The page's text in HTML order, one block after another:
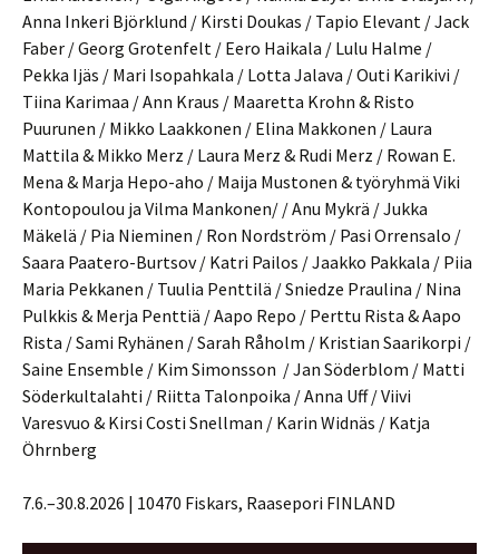
Anna Inkeri Björklund / Kirsti Doukas / Tapio Elevant / Jack
Faber / Georg Grotenfelt / Eero Haikala / Lulu Halme /
Pekka Ijäs / Mari Isopahkala / Lotta Jalava / Outi Karikivi /
Tiina Karimaa / Ann Kraus / Maaretta Krohn & Risto
Puurunen / Mikko Laakkonen / Elina Makkonen / Laura
Mattila & Mikko Merz / Laura Merz & Rudi Merz / Rowan E.
Mena & Marja Hepo-aho / Maija Mustonen & työryhmä Viki
Kontopoulou ja Vilma Mankonen/ / Anu Mykrä / Jukka
Mäkelä / Pia Nieminen / Ron Nordström / Pasi Orrensalo /
Saara Paatero-Burtsov / Katri Pailos / Jaakko Pakkala / Piia
Maria Pekkanen / Tuulia Penttilä / Sniedze Praulina / Nina
Pulkkis & Merja Penttiä / Aapo Repo / Perttu Rista & Aapo
Rista / Sami Ryhänen / Sarah Råholm / Kristian Saarikorpi /
Saine Ensemble / Kim Simonsson / Jan Söderblom / Matti
Söderkultalahti / Riitta Talonpoika / Anna Uff / Viivi
Varesvuo & Kirsi Costi Snellman / Karin Widnäs / Katja
Öhrnberg
7.6.–30.8.2026 | 10470 Fiskars, Raasepori FINLAND